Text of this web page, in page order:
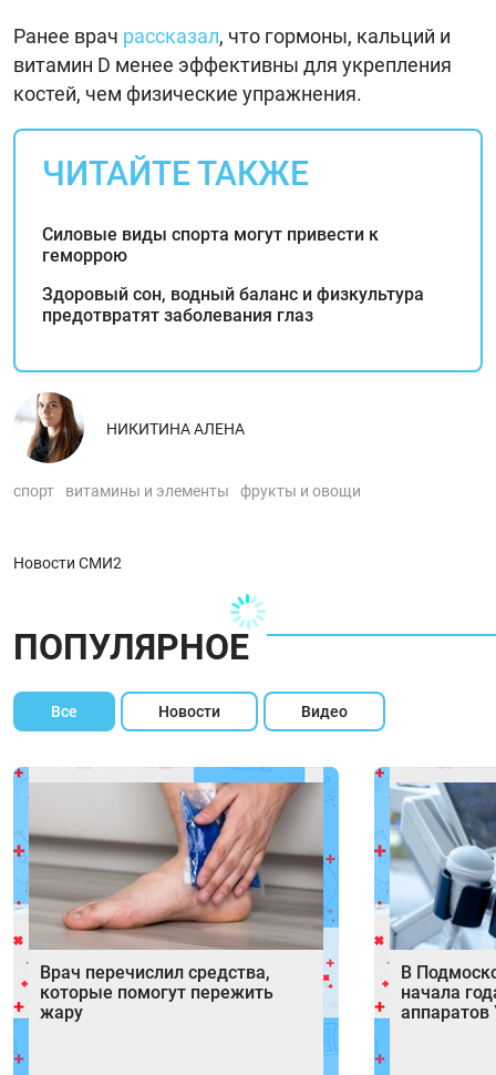
Ранее врач рассказал, что гормоны, кальций и
витамин D менее эффективны для укрепления
костей, чем физические упражнения.
ЧИТАЙТЕ ТАКЖЕ
Силовые виды спорта могут привести к
геморрою
Здоровый сон, водный баланс и физкультура
предотвратят заболевания глаз
НИКИТИНА АЛЕНА
спорт витамины и элементы фрукты и овощи
Новости СМИ2
ПОПУЛЯРНОЕ
Все Новости Видео
Врач перечислил средства,
которые помогут пережить
жару
В
начала